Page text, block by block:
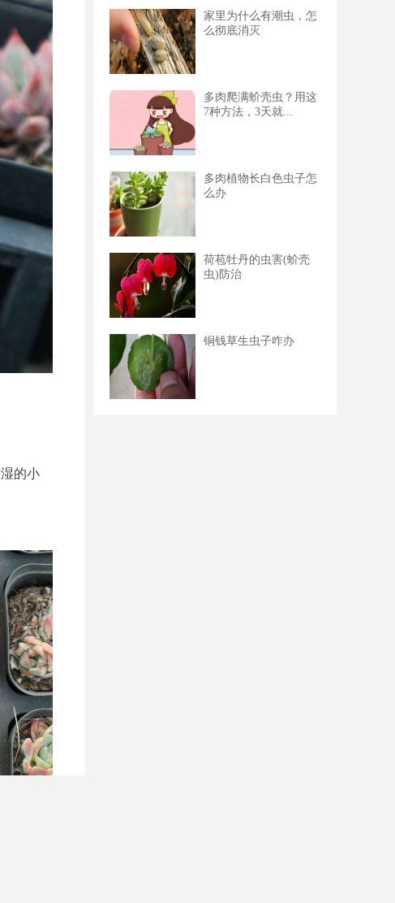
的小
家里为什么有潮虫，怎
么彻底消灭
多肉爬满蚧壳虫？用这
7种方法，3天就...
多肉植物长白色虫子怎
么办
荷苞牡丹的虫害(蚧壳
虫)防治
铜钱草生虫子咋办